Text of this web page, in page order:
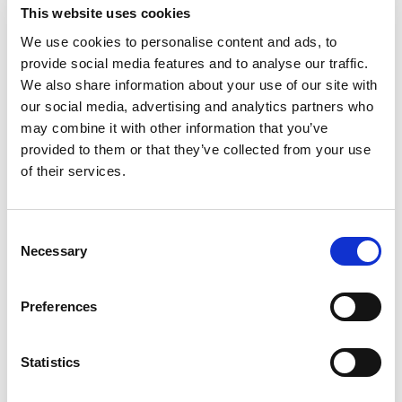
This website uses cookies
We use cookies to personalise content and ads, to
provide social media features and to analyse our traffic.
We also share information about your use of our site with
our social media, advertising and analytics partners who
may combine it with other information that you’ve
provided to them or that they’ve collected from your use
of their services.
Selection
Necessary
Preferences
Statistics
Telefonnummer
92-33. Wir sind gerne für Sie
da!
AdBlue® bestellen
Finden Sie hier die Liste aller
Gulf Tankstellen wo Sie